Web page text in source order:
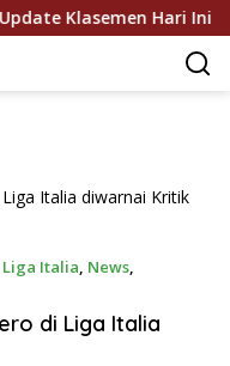
Klasemen Hari Ini:
Liga Italia, News,
di Liga Italia